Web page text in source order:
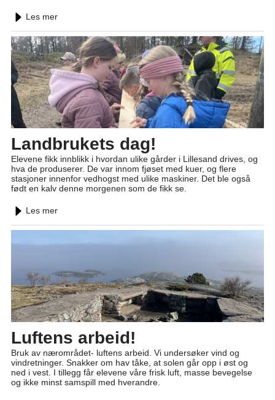
Les mer
Landbrukets dag!
Elevene fikk innblikk i hvordan ulike gårder i Lillesand drives, og
hva de produserer. De var innom fjøset med kuer, og flere
stasjoner innenfor vedhogst med ulike maskiner. Det ble også
født en kalv denne morgenen som de fikk se.
Les mer
Luftens arbeid!
Bruk av nærområdet- luftens arbeid. Vi undersøker vind og
vindretninger. Snakker om hav tåke, at solen går opp i øst og
ned i vest. I tillegg får elevene våre frisk luft, masse bevegelse
og ikke minst samspill med hverandre.